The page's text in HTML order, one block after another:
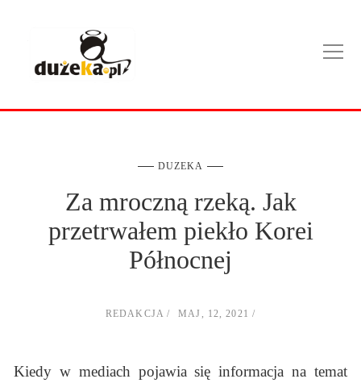
DUZEKA
Za mroczną rzeką. Jak
przetrwałem piekło Korei
Północnej
REDAKCJA MAJ, 12, 2021
Kiedy w mediach pojawia się informacja na temat